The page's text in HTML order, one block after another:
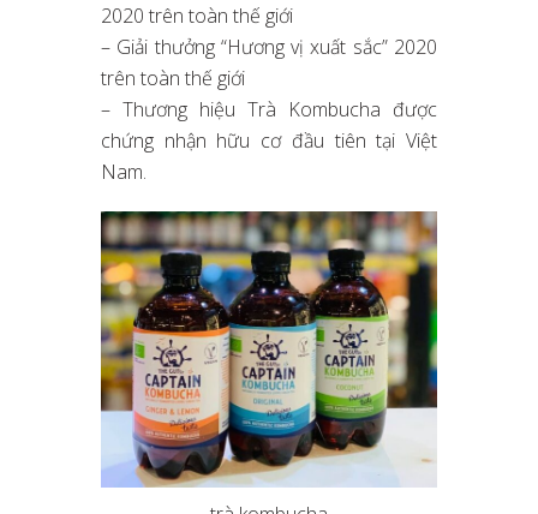
2020 trên toàn thế giới
– Giải thưởng “Hương vị xuất sắc” 2020
trên toàn thế giới
– Thương hiệu Trà Kombucha được
chứng nhận hữu cơ đầu tiên tại Việt
Nam.